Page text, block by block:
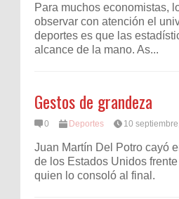
Para muchos economistas,
observar con atención el
deportes es que las
alcance de la mano. As...
Gestos de grandeza
0 Deportes 10
Juan Martín Del Potro cayó
de los Estados Unidos
quien lo consoló al final.